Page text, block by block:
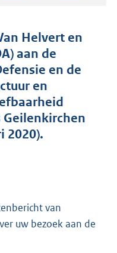
d
s
g
r
o
o
t
t
b
Helvert en
aan de
en de
en
Geilenkirchen
2020).
van
uw bezoek aan de